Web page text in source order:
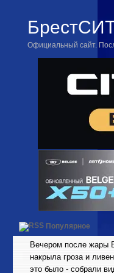
Официальный сайт.
Популярное
Вечером после жары
накрыла гроза и
это было - собрали